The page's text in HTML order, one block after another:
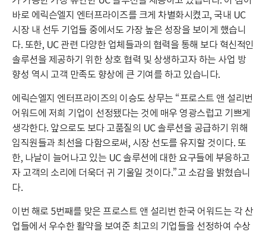
바로 에릭슨엘지 엔터프라이즈를 크게 차별화시켰고, 국내 UC
시장 내 선두 기업들 중에서도 가장 높은 성장을 보이게 했습니
다. 또한, UC 관련 다양한 업체들과의 협력을 통해 보다 혁신적인
솔루션을 제공하기 위한 상호 협력 및 상생하고자 하는 사업 방
향성 역시 고객 만족도 향상에 큰 기여를 하고 있습니다.
에릭슨엘지 엔터프라이즈의 이승도 상무는 “프로스트 앤 설리번
어워드에 저희 기업이 선정됐다는 것에 매우 영광스럽고 기쁘게
생각한다. 앞으로도 보다 고품질의 UC 솔루션을 공급하기 위해
임직원들과 최선을 다함으로써, 시장 선도를 유지할 것이다. 또
한, 나날이 늘어나고 있는 UC 솔루션에 대한 요구들에 부응하고
자 고객의 소리에 더욱더 귀 기울일 것이다.”고 소감을 밝혔습니
다.
이번 해로 5번째를 맞은 프로스트 앤 설리번 한국 어워드는 각 산
업들에서 우수한 활약을 보여준 최고의 기업들을 선정하여 수상